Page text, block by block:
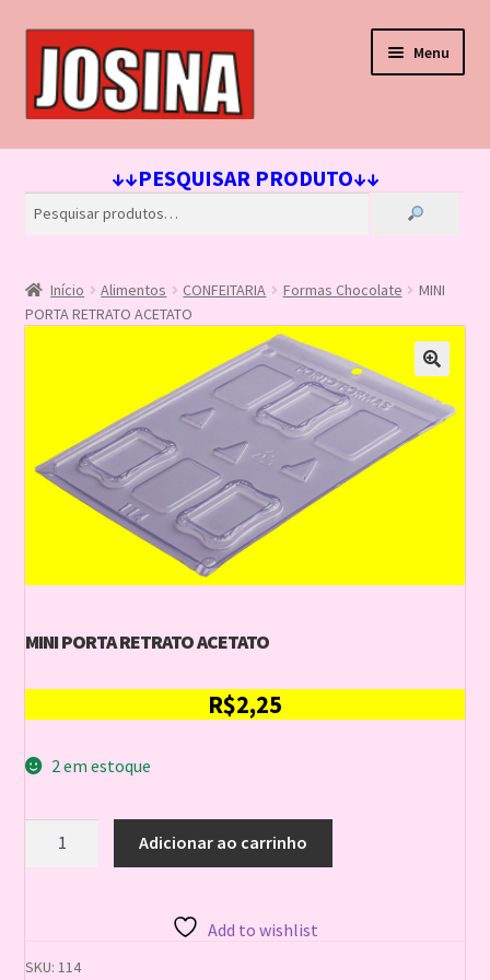
Pular
para
navegação
Pular
para
conteúdo
Menu
Início
Carrinho
Lista de Desejos
↓↓PESQUISAR PRODUTO↓↓
Início Alimentos CONFEITARIA Formas Chocolate
MINI
PORTA RETRATO ACETATO
MINI PORTA RETRATO ACETATO
R$2,25
2 em estoque
PORTA
Adicionar ao carrinho
Add to wishlist
SKU: 114